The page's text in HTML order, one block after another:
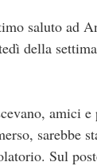
saluto ad
della
amici
sarebbe
Sul